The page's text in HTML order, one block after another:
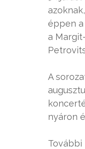
éppen
a
A
nyáron
További